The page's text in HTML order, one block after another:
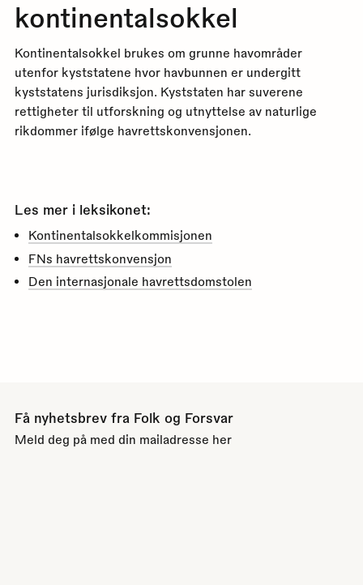
kontinentalsokkel
Kontinentalsokkel brukes om grunne havområder
utenfor kyststatene hvor havbunnen er undergitt
kyststatens jurisdiksjon. Kyststaten har suverene
rettigheter til utforskning og utnyttelse av naturlige
rikdommer ifølge havrettskonvensjonen.
Les mer i leksikonet:
Kontinentalsokkelkommisjonen
FNs havrettskonvensjon
Den internasjonale havrettsdomstolen
Få nyhetsbrev fra Folk og Forsvar
Meld deg på med din mailadresse her